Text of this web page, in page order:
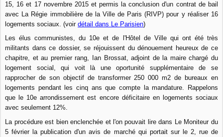
15, 16 et 17 novembre 2015 et permis la conclusion d'un contrat de bail
avec La Régie immobilière de la Ville de Paris (RIVP) pour y réaliser 16
logements sociaux. (voirdétail dans Le Parisien)
Les élus communistes, du 10e et de l'Hôtel de Ville qui ont été très
militants dans ce dossier, se réjouissent du dénouement heureux de ce
chapitre, et au premier rang, Ian Brossat, adjoint de la maire chargé du
logement social, qui voit là une oportunité supplémentaire de se
rapprocher de son objectif de transformer 250 000 m2 de bureaux en
logements pendant les cinq ans que compte la mandature. Rappelons
que le 10e arrondissement est encore déficitaire en logements sociaux
avec seulement 12%.
La procédure est bien enclenchée et l'on pouvait lire dans Le Moniteur du
5 février la publication d'un avis de marché qui portait sur le 2, rue de